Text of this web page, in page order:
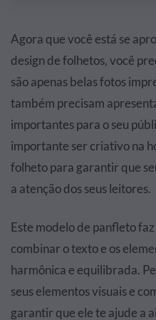
Agora que você está se
design de folhetos, você
são apenas belas fotos
também precisam
importantes para o seu
importante ser criativo na
folheto para garantir que
a atenção dos seus leitores.
Este modelo de panfleto
combinar o texto e os
harmônica e equilibrada.
seus elementos visuais e
garantir que ele te ajude a